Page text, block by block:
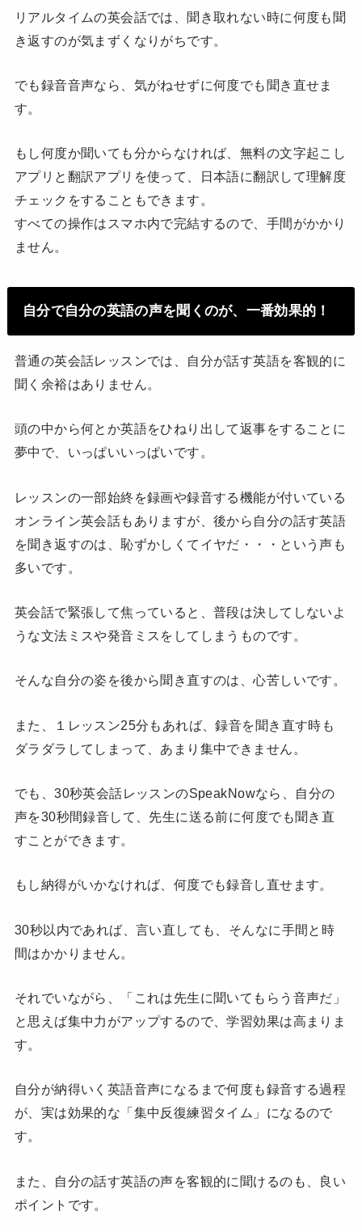
リアルタイムの英会話では、聞き取れない時に何度も聞
き返すのが気まずくなりがちです。
でも録音音声なら、気がねせずに何度でも聞き直せま
す。
もし何度か聞いても分からなければ、無料の文字起こし
アプリと翻訳アプリを使って、日本語に翻訳して理解度
チェックをすることもできます。
すべての操作はスマホ内で完結するので、手間がかかり
ません。
自分で自分の英語の声を聞くのが、一番効果的！
普通の英会話レッスンでは、自分が話す英語を客観的に
聞く余裕はありません。
頭の中から何とか英語をひねり出して返事をすることに
夢中で、いっぱいいっぱいです。
レッスンの一部始終を録画や録音する機能が付いている
オンライン英会話もありますが、後から自分の話す英語
を聞き返すのは、恥ずかしくてイヤだ・・・という声も
多いです。
英会話で緊張して焦っていると、普段は決してしないよ
うな文法ミスや発音ミスをしてしまうものです。
そんな自分の姿を後から聞き直すのは、心苦しいです。
また、１レッスン25分もあれば、録音を聞き直す時も
ダラダラしてしまって、あまり集中できません。
でも、30秒英会話レッスンのSpeakNowなら、自分の
声を30秒間録音して、先生に送る前に何度でも聞き直
すことができます。
もし納得がいかなければ、何度でも録音し直せます。
30秒以内であれば、言い直しても、そんなに手間と時
間はかかりません。
それでいながら、「これは先生に聞いてもらう音声だ」
と思えば集中力がアップするので、学習効果は高まりま
す。
自分が納得いく英語音声になるまで何度も録音する過程
が、実は効果的な「集中反復練習タイム」になるので
す。
また、自分の話す英語の声を客観的に聞けるのも、良い
ポイントです。